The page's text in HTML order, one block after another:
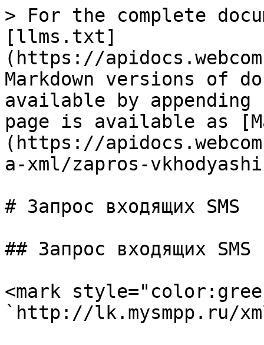
> For the complete
[llms.txt]
(https://
Markdown versions of
available by
page is available as
(https://
a-xml/zapros-
# Запрос входящих SMS
## Запрос входящих SMS
<mark
`http://lk.mysmpp.ru/